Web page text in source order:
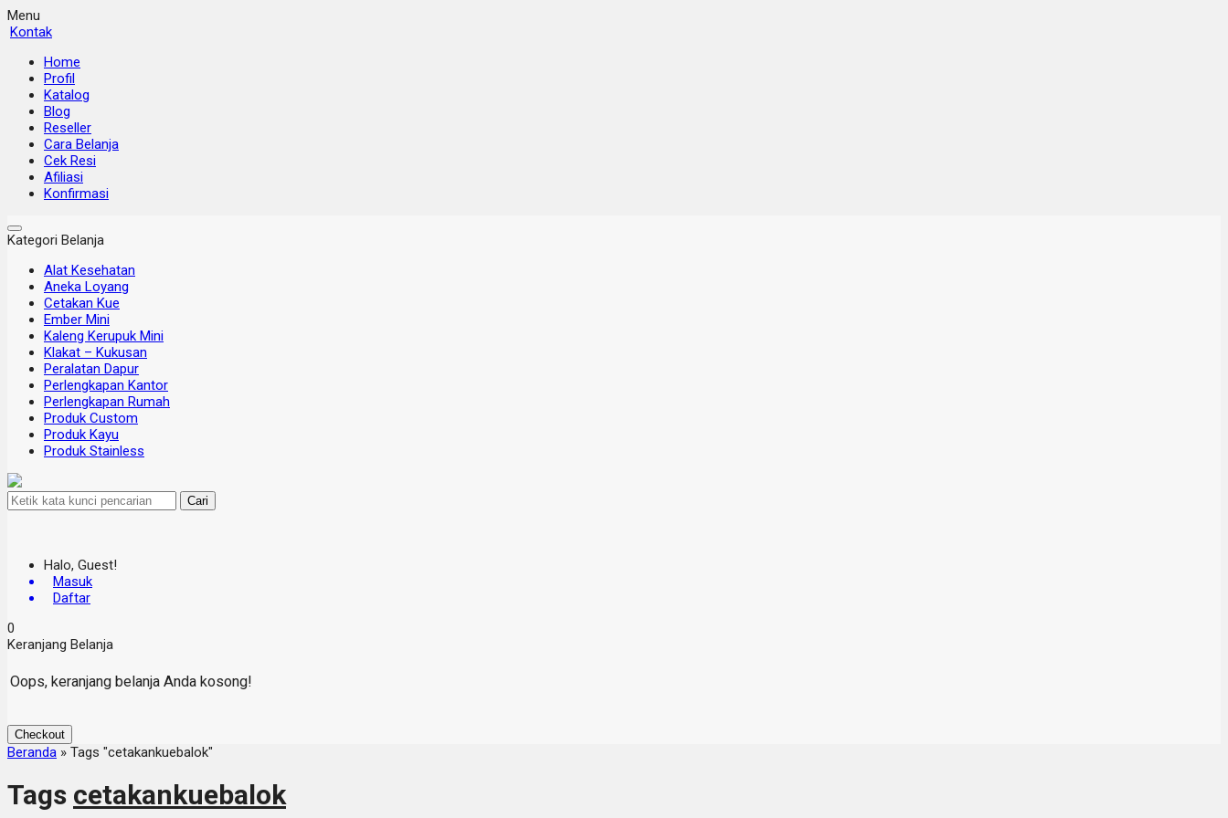
Menu
Kontak
Home
Profil
Katalog
Blog
Reseller
Cara Belanja
Cek Resi
Afiliasi
Konfirmasi
Kategori Belanja
Alat Kesehatan
Aneka Loyang
Cetakan Kue
Ember Mini
Kaleng Kerupuk Mini
Klakat – Kukusan
Peralatan Dapur
Perlengkapan Kantor
Perlengkapan Rumah
Produk Custom
Produk Kayu
Produk Stainless
Cari
Halo, Guest!
Masuk
Daftar
0
Keranjang Belanja
Oops, keranjang belanja Anda kosong!
Checkout
Beranda » Tags "cetakankuebalok"
Tags cetakankuebalok